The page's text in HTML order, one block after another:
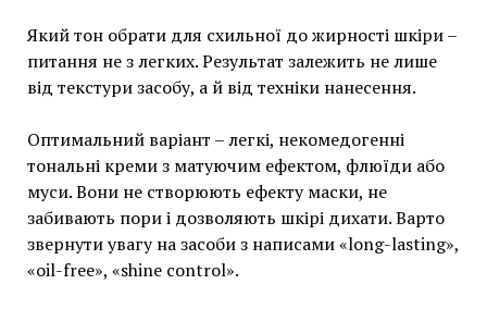
Який тон обрати для схильної до жирності шкіри –
питання не з легких. Результат залежить не лише
від текстури засобу, а й від техніки нанесення.
Оптимальний варіант – легкі, некомедогенні
тональні креми з матуючим ефектом, флюїди або
муси. Вони не створюють ефекту маски, не
забивають пори і дозволяють шкірі дихати. Варто
звернути увагу на засоби з написами «long-lasting»,
«oil-free», «shine control».